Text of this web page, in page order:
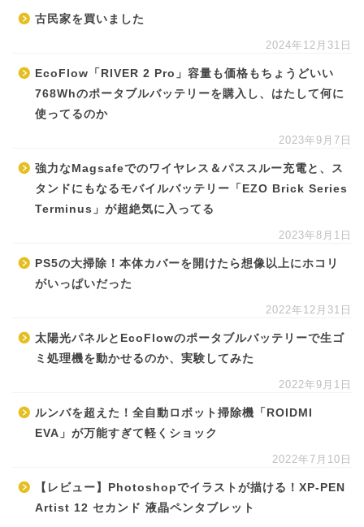
古民家を買いました
2024年12月31日
EcoFlow「RIVER 2 Pro」容量も価格もちょうどいい
768Whのポータブルバッテリーを購入し、はたして何に
使ってるのか
2023年9月7日
強力なMagsafeでのワイヤレス＆パススルー充電と、ス
タンドにもなるモバイルバッテリー「EZO Brick Series
Terminus」が超絶気に入ってる
2023年8月1日
PS5の大掃除！本体カバーを開けたら想像以上にホコリ
がいっぱいだった
2022年12月31日
太陽光パネルとEcoFlowのポータブルバッテリーで生ゴ
ミ処理機を動かせるのか、実験してみた
2022年9月1日
ルンバを超えた！全自動ロボット掃除機「ROIDMI
EVA」が万能すぎて軽くショック
2022年7月10日
【レビュー】Photoshopでイラストが描ける！XP-PEN
Artist 12 セカンド 液晶ペンタブレット